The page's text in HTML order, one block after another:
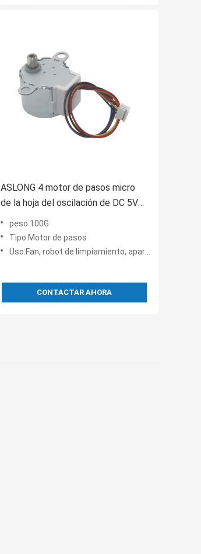
ASLONG 4 motor de pasos micro
de la hoja del oscilación de DC 5V
de la fase
peso:100G
Tipo:Motor de pasos
Uso:Fan, robot de limpiamiento, aparato electrodoméstico
CONTACTAR AHORA